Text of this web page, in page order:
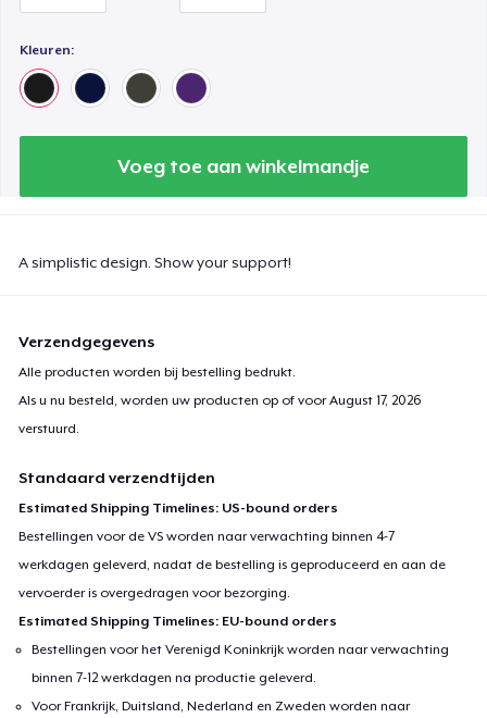
Kleuren:
Voeg toe aan winkelmandje
A simplistic design. Show your support!
Verzendgegevens
Alle producten worden bij bestelling bedrukt.
Als u nu besteld, worden uw producten op of voorAugust 17, 2026
verstuurd.
Standaard verzendtijden
Estimated Shipping Timelines: US-bound orders
Bestellingen voor de VS worden naar verwachting binnen 4-7
werkdagen geleverd, nadat de bestelling is geproduceerd en aan de
vervoerder is overgedragen voor bezorging.
Estimated Shipping Timelines: EU-bound orders
Bestellingen voor het Verenigd Koninkrijk worden naar verwachting
binnen 7-12 werkdagen na productie geleverd.
Voor Frankrijk, Duitsland, Nederland en Zweden worden naar